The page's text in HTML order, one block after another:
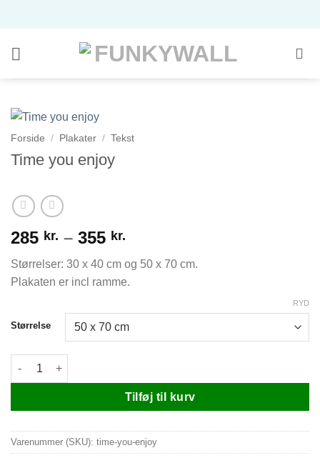
Forside / Plakater / Tekst
Time you enjoy
285 kr. – 355 kr.
til
355 kr.
Størrelser: 30 x 40 cm og 50 x 70 cm.
Plakaten er incl ramme.
Størrelse
RYD
Time you enjoy antal
Tilføj til kurv
Varenummer (SKU): time-you-enjoy